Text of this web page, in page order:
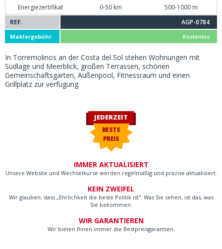
Energiezertifikat 0-50 km
500-1000 m
REF.
AGP-0784
Maklergebühr Kostenlos
In Torremolinos an der Costa del Sol stehen Wohnungen mit
Südlage und Meerblick, großen Terrassen, schönen
Gemeinschaftsgarten, Außenpool, Fitnessraum und einen
Grillplatz zur verfügung.
JEDERZEIT
BESTE
PREIS
IMMER AKTUALISIERT
Unsere Website und Wechselkurse werden regelmäßig und präzise aktualisiert.
KEIN ZWEIFEL
Wir glauben, dass „Ehrlichkeit die beste Politik ist“. Was Sie sehen, ist das, was
Sie bekommen.
WIR GARANTIEREN
Wir bieten Ihnen immer die Bestpreisgarantien.